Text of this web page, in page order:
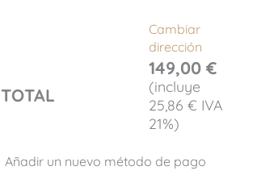
Cambiar
dirección
TOTAL
149,00 €
(incluye
25,86 € IVA
21%)
Añadir un nuevo método de pago